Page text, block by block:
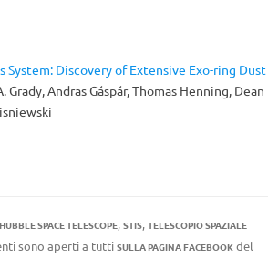
System: Discovery of Extensive Exo-ring Dust
Andras Gáspár, Thomas Henning, Dean
HUBBLE SPACE TELESCOPE, STIS, TELESCOPIO SPAZIALE
sono aperti a tutti SULLA PAGINA FACEBOOKdel